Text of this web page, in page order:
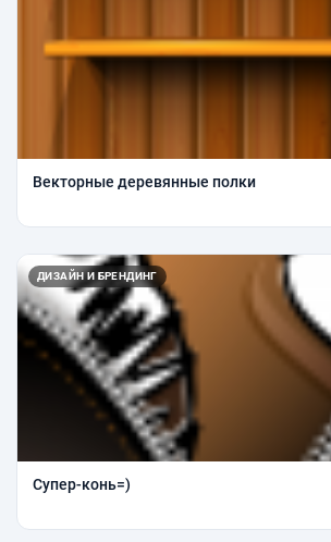
Векторные деревянные полки
ДИЗАЙН И БРЕНДИНГ
Супер-конь=)